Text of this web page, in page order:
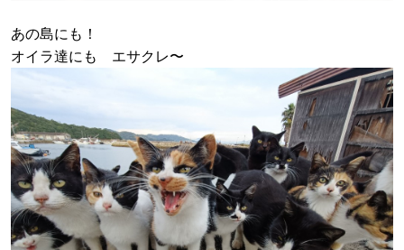
あの島にも！
オイラ達にも エサクレ〜